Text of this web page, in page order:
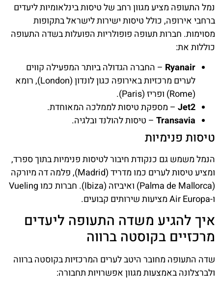
נמל התעופה מציע מגוון רחב של טיסות בינלאומיות ליעדים
ברחבי אירופה, כולל טיסות ישירות לישראל בתקופות
מסוימות. חברות תעופה פופולריות הפועלות בשדה התעופה
כוללות את:
Ryanair – החברה הגדולה ביותר המפעילה קווים
לערים מרכזיות באירופה כגון לונדון (London), רומא
(Rome) ופריז (Paris).
Jet2 – מספקת טיסות לממלכה המאוחדת.
Transavia – טיסות להולנד ובלגיה.
טיסות פנימיות
הנמל משמש גם כנקודת חיבור לטיסות פנימיות בתוך ספרד,
ומציע טיסות לערים כמו מדריד (Madrid), פלמה דה מיורקה
(Palma de Mallorca) ואיביזה (Ibiza). חברות כמו Vueling
ו-Air Europa מציעות שירותים קבועים.
איך להגיע משדה התעופה ליעדים
מרכזיים בקוסטה ברווה
שדה התעופה מחובר היטב לערים המרכזיות בקוסטה ברווה
ולברצלונה באמצעות מגוון אפשרויות תחבורה: